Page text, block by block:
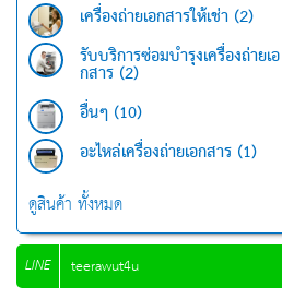
เครื่องถ่ายเอกสารให้เช่า (2)
รับบริการซ่อมบำรุงเครื่องถ่ายเอ
กสาร (2)
อื่นๆ (10)
อะไหล่เครื่องถ่ายเอกสาร (1)
ดูสินค้า ทั้งหมด
LINE teerawut4u